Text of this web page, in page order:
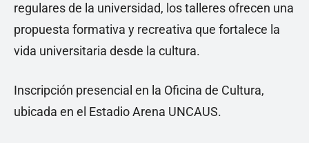
regulares de la universidad, los talleres ofrecen una
propuesta formativa y recreativa que fortalece la
vida universitaria desde la cultura.
Inscripción presencial en la Oficina de Cultura,
ubicada en el Estadio Arena UNCAUS.